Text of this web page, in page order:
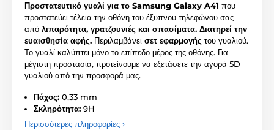
Προστατευτικό γυαλί για το Samsung Galaxy A41 που
προστατεύει τέλεια την οθόνη του έξυπνου τηλεφώνου σας
από λιπαρότητα, γρατζουνιές και σπασίματα. Διατηρεί την
ευαισθησία αφής. Περιλαμβάνει σετ εφαρμογής του γυαλιού.
Το γυαλί καλύπτει μόνο το επίπεδο μέρος της οθόνης. Για
μέγιστη προστασία, προτείνουμε να εξετάσετε την αγορά 5D
γυαλιού από την προσφορά μας.
Πάχος: 0,33 mm
Σκληρότητα: 9H
Περισσότερες πληροφορίες ›